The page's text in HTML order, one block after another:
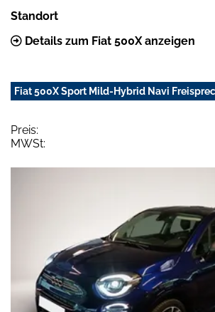
Standort
Details zum Fiat 500X anzeigen
Fiat 500X Sport Mild-Hybrid Navi
Preis:
MWSt: